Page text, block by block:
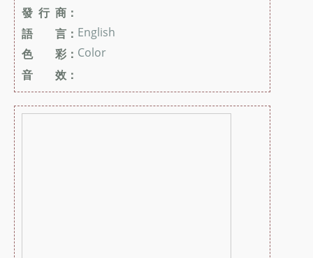
發 行 商：
語 言： English
色 彩： Color
音 效：